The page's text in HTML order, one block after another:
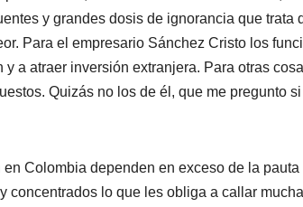
y grandes dosis de ignorancia que trata
Para el empresario Sánchez Cristo los
a atraer inversión extranjera. Para otras
Quizás no los de él, que me pregunto
Colombia dependen en exceso de la
concentrados lo que les obliga a callar